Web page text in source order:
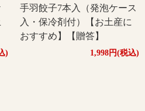
)
手羽餃子7本入（発泡ケース
入・保冷剤付）【お土産に
おすすめ】【贈答】
1,998円(税込)